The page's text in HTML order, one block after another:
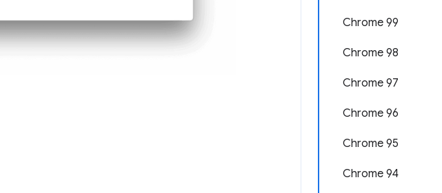
Chrome 99
Chrome 98
Chrome 97
Chrome 96
Chrome 95
Chrome 94